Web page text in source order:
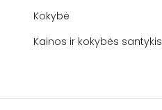
Kokybė
Kainos ir kokybės santykis